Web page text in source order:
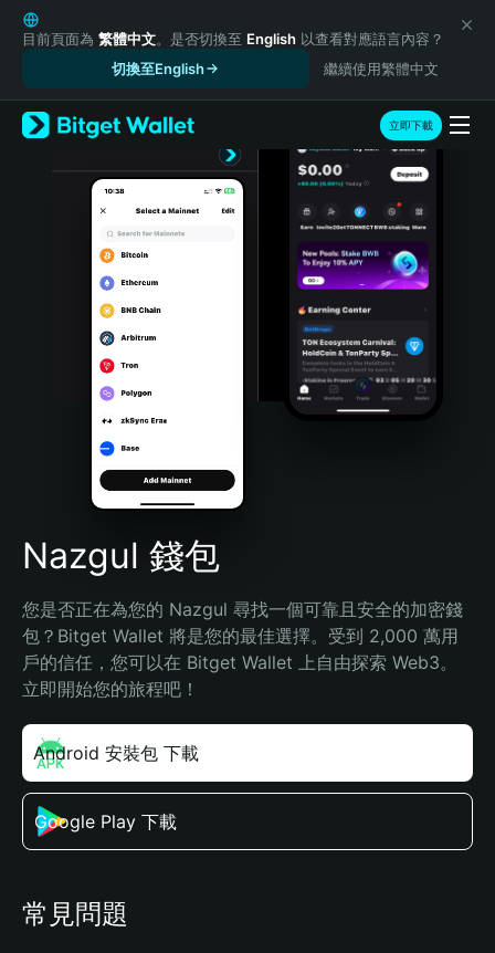
English
日本語
Русский
Español (Latinoamérica)
Türkçe
Português (Portugal)
Bahasa Indonesia
Português (Brasil)
Español (Argentina)
目前頁面為 繁體中文。是否切換至 English 以查看對應語言內容？
切換至English
繼續使用繁體中文
立即下載
Nazgul 錢包
您是否正在為您的 Nazgul 尋找一個可靠且安全的加密錢
包？Bitget Wallet 將是您的最佳選擇。受到 2,000 萬用
戶的信任，您可以在 Bitget Wallet 上自由探索 Web3。
立即開始您的旅程吧！
Android 安裝包 下載
Google Play 下載
常見問題